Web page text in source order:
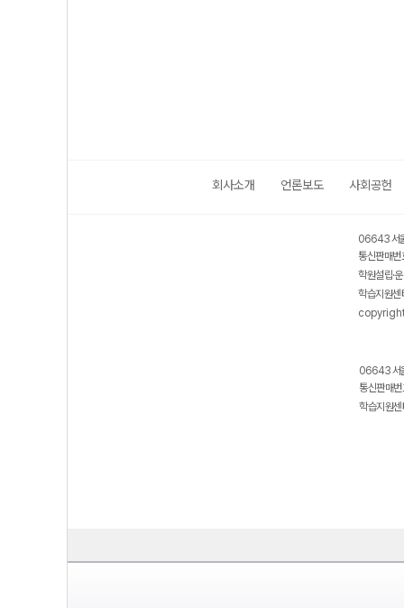
회사소개 언론보도 사회공헌
06643 서
통신판매
학원설립·
학습지원
06643 서
통신판매
학습지원